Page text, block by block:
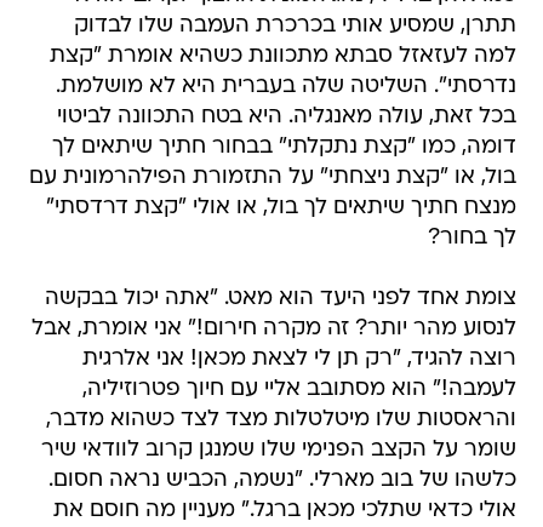
תתרן, שמסיע אותי בכרכרת העמבה שלו לבדוק
למה לעזאזל סבתא מתכוונת כשהיא אומרת "קצת
נדרסתי". השליטה שלה בעברית היא לא מושלמת.
בכל זאת, עולה מאנגליה. היא בטח התכוונה לביטוי
דומה, כמו "קצת נתקלתי" בבחור חתיך שיתאים לך
בול, או "קצת ניצחתי" על התזמורת הפילהרמונית עם
מנצח חתיך שיתאים לך בול, או אולי "קצת דרדסתי"
לך בחור?
צומת אחד לפני היעד הוא מאט. "אתה יכול בבקשה
לנסוע מהר יותר? זה מקרה חירום!" אני אומרת, אבל
רוצה להגיד, "רק תן לי לצאת מכאן! אני אלרגית
לעמבה!" הוא מסתובב אליי עם חיוך פטרוזיליה,
והראסטות שלו מיטלטלות מצד לצד כשהוא מדבר,
שומר על הקצב הפנימי שלו שמנגן קרוב לוודאי שיר
כלשהו של בוב מארלי. "נשמה, הכביש נראה חסום.
אולי כדאי שתלכי מכאן ברגל." מעניין מה חוסם את